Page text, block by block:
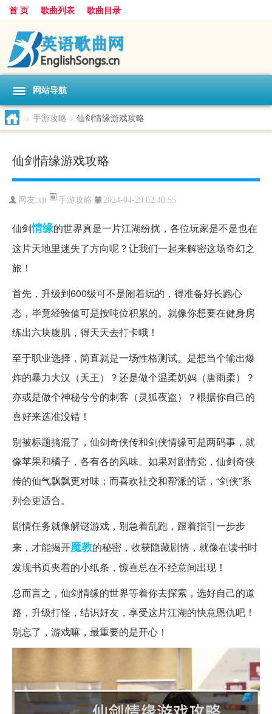
首 页 歌曲列表 歌曲目录
网站导航
> 手游攻略 > 仙剑情缘游戏攻略
仙剑情缘游戏攻略
网友:xjr 手游攻略 2024-04-29 02:40:55
仙剑情缘的世界真是一片江湖纷扰，各位玩家是不是也在
这片天地里迷失了方向呢？让我们一起来解密这场奇幻之
旅！
首先，升级到600级可不是闹着玩的，得准备好长跑心
态，毕竟经验值可是按吨位积累的。就像你想要在健身房
练出六块腹肌，得天天去打卡哦！
至于职业选择，简直就是一场性格测试。是想当个输出爆
炸的暴力大汉（天王）？还是做个温柔奶妈（唐雨柔）？
亦或是做个神秘兮兮的刺客（灵狐夜盗）？根据你自己的
喜好来选准没错！
别被标题搞混了，仙剑奇侠传和剑侠情缘可是两码事，就
像苹果和橘子，各有各的风味。如果对剧情党，仙剑奇侠
传的仙气飘飘更对味；而喜欢社交和帮派的话，“剑侠”系
列会更适合。
剧情任务就像解谜游戏，别急着乱跑，跟着指引一步步
来，才能揭开魔教的秘密，收获隐藏剧情，就像在读书时
发现书页夹着的小纸条，惊喜总在不经意间出现！
总而言之，仙剑情缘的世界等着你去探索，选好自己的道
路，升级打怪，结识好友，享受这片江湖的快意恩仇吧！
别忘了，游戏嘛，最重要的是开心！